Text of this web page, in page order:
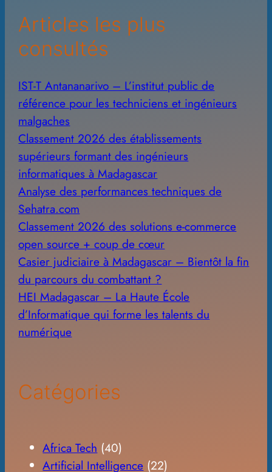
s
Articles les plus
consultés
IST-T Antananarivo – L’institut public de
référence pour les techniciens et ingénieurs
malgaches
Classement 2026 des établissements
supérieurs formant des ingénieurs
informatiques à Madagascar
Analyse des performances techniques de
Sehatra.com
Classement 2026 des solutions e-commerce
open source + coup de cœur
Casier judiciaire à Madagascar – Bientôt la fin
du parcours du combattant ?
HEI Madagascar – La Haute École
d’Informatique qui forme les talents du
numérique
Catégories
Africa Tech (40)
Artificial Intelligence (22)